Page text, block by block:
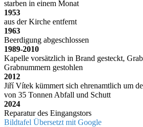
starben in einem Monat
1953
aus der Kirche entfernt
1963
Beerdigung abgeschlossen
1989-2010
Kapelle vorsätzlich in Brand gesteckt,
Grabnummern gestohlen
2012
Jiří Vítek kümmert sich ehrenamtlich um
von 35 Tonnen Abfall und Schutt
2024
Reparatur des Eingangstors
Bildtafel Übersetzt mit Google